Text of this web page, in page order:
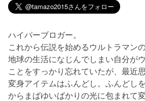
ハイパーブロガー。
これから伝説を始めるウルトラマンの
地球の生活になじんでしまい自分が
ことをすっかり忘れていたが、最近
変身アイテムはふんどし。ふんどし
からまばゆいばかりの光に包まれて変